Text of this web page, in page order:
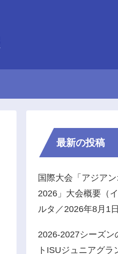
最新の投稿
国際大会「アジア
2026」大会概要（
ルタ／2026年8月1
2026-2027シーズン
トISUジュニアグ